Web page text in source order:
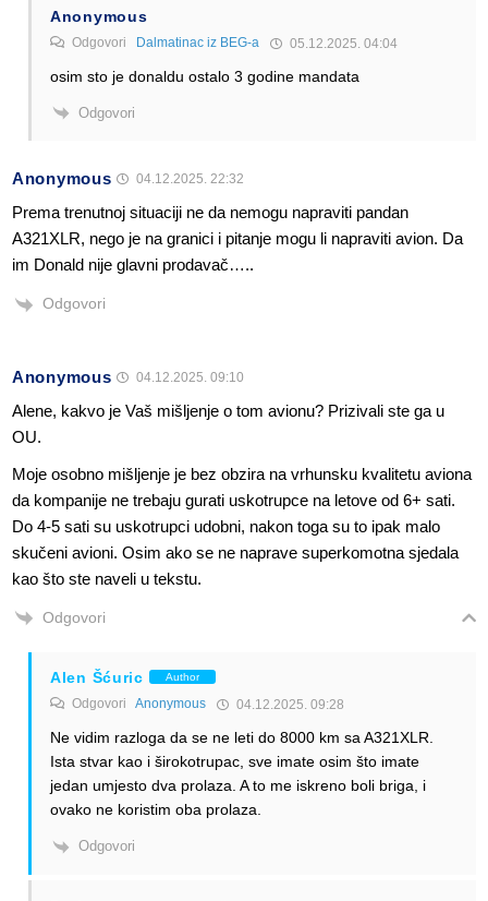
Anonymous
Odgovori Dalmatinac iz BEG-a 05.12.2025. 04:04
osim sto je donaldu ostalo 3 godine mandata
Odgovori
Anonymous 04.12.2025. 22:32
Prema trenutnoj situaciji ne da nemogu napraviti pandan
A321XLR, nego je na granici i pitanje mogu li napraviti avion. Da
im Donald nije glavni prodavač…..
Odgovori
Anonymous 04.12.2025. 09:10
Alene, kakvo je Vaš mišljenje o tom avionu? Prizivali ste ga u
OU.
Moje osobno mišljenje je bez obzira na vrhunsku kvalitetu aviona
da kompanije ne trebaju gurati uskotrupce na letove od 6+ sati.
Do 4-5 sati su uskotrupci udobni, nakon toga su to ipak malo
skučeni avioni. Osim ako se ne naprave superkomotna sjedala
kao što ste naveli u tekstu.
Odgovori
Alen Šćuric Author
Odgovori Anonymous 04.12.2025. 09:28
Ne vidim razloga da se ne leti do 8000 km sa A321XLR.
Ista stvar kao i širokotrupac, sve imate osim što imate
jedan umjesto dva prolaza. A to me iskreno boli briga, i
ovako ne koristim oba prolaza.
Odgovori